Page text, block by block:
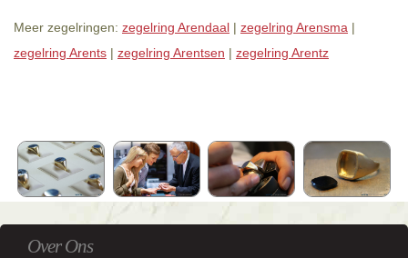
Meer zegelringen: zegelring Arendaal | zegelring Arensma |
zegelring Arents | zegelring Arentsen | zegelring Arentz
Over Ons